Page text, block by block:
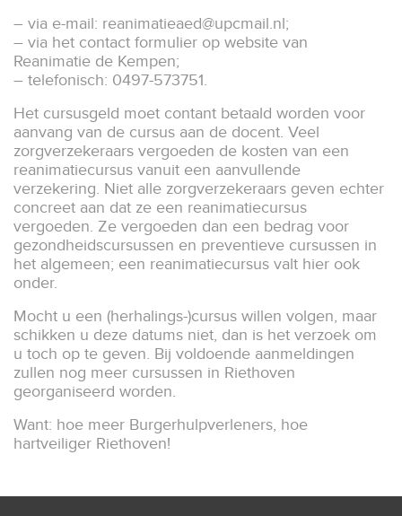
– via e-mail: reanimatieaed@upcmail.nl;
– via het contact formulier op website van
Reanimatie de Kempen;
– telefonisch: 0497-573751.
Het cursusgeld moet contant betaald worden voor
aanvang van de cursus aan de docent. Veel
zorgverzekeraars vergoeden de kosten van een
reanimatiecursus vanuit een aanvullende
verzekering. Niet alle zorgverzekeraars geven echter
concreet aan dat ze een reanimatiecursus
vergoeden. Ze vergoeden dan een bedrag voor
gezondheidscursussen en preventieve cursussen in
het algemeen; een reanimatiecursus valt hier ook
onder.
Mocht u een (herhalings-)cursus willen volgen, maar
schikken u deze datums niet, dan is het verzoek om
u toch op te geven. Bij voldoende aanmeldingen
zullen nog meer cursussen in Riethoven
georganiseerd worden.
Want: hoe meer Burgerhulpverleners, hoe
hartveiliger Riethoven!